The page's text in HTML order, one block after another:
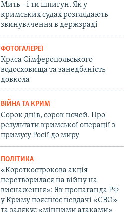
Мить – і ти шпигун. Як у
кримських судах розглядають
звинувачення в держзраді
ФОТОГАЛЕРЕЇ
Краса Сімферопольського
водосховища та занедбаність
довкола
ВІЙНА ТА КРИМ
Сорок днів, сорок ночей. Про
результати кримської операції з
примусу Росії до миру
ПОЛІТИКА
«Короткострокова акція
перетворилася на війну на
виснаження»: Як пропаганда РФ
у Криму пояснює невдачі «СВО»